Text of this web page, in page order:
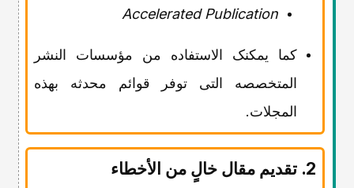
Accelerated Publication
کما یمکنک الاستفاده من مؤسسات النشر
المتخصصه التی توفر قوائم محدثه بهذه
المجلات.
2. تقدیم مقال خالٍ من الأخطاء